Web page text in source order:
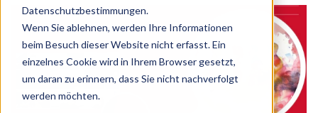
Datenschutzbestimmungen.
Wenn Sie ablehnen, werden Ihre Informationen
beim Besuch dieser Website nicht erfasst. Ein
einzelnes Cookie wird in Ihrem Browser gesetzt,
um daran zu erinnern, dass Sie nicht nachverfolgt
werden möchten.